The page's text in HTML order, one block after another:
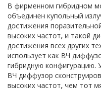
В фирменном гибридном
объединен купольный
достижения
высоких частот, и такой
достижения всех других
использует как ВЧ
гибридную конфигурацию.
ВЧ диффузор
высоких частот, чем тот